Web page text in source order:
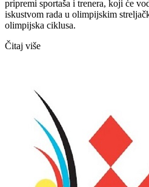
pripremi sportaša i trenera, koji će
iskustvom rada u olimpijskim
olimpijska ciklusa.
Čitaj više